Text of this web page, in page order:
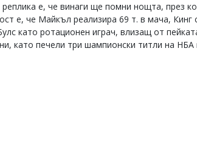
реплика е, че винаги ще помни нощта, през
е, че Майкъл реализира 69 т. в мача, Кинг
като ротационен играч, влизащ от
като печели три шампионски титли на НБА